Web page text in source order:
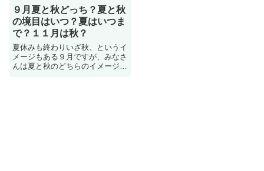
９月夏と秋どっち？夏と秋
の境目はいつ？夏はいつま
で？１１月は秋？
夏休みも終わりいざ秋、というイ
メージもある９月ですが、みなさ
んは夏と秋のどちらのイメージが